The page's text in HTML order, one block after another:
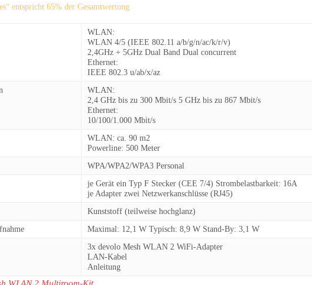
entspricht 65% der Gesamtwertung
WLAN:
WLAN 4/5 (IEEE 802.11 a/b/g/n/ac/k/r/v)
2,4GHz + 5GHz Dual Band Dual concurrent
Ethernet:
IEEE 802.3 u/ab/x/az
WLAN:
2,4 GHz bis zu 300 Mbit/s 5 GHz bis zu 867 Mbit/s
Ethernet:
10/100/1.000 Mbit/s
WLAN: ca. 90 m2
Powerline: 500 Meter
WPA/WPA2/WPA3 Personal
je Gerät ein Typ F Stecker (CEE 7/4) Strombelastbarkeit: 16A
je Adapter zwei Netzwerkanschlüsse (RJ45)
Kunststoff (teilweise hochglanz)
Maximal: 12,1 W Typisch: 8,9 W Stand-By: 3,1 W
3x devolo Mesh WLAN 2 WiFi-Adapter
LAN-Kabel
Anleitung